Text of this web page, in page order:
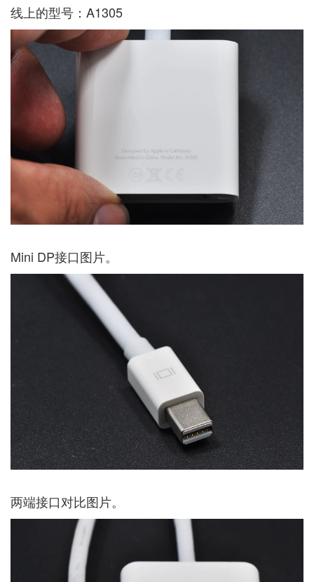
线上的型号：A1305
Mini DP接口图片。
两端接口对比图片。